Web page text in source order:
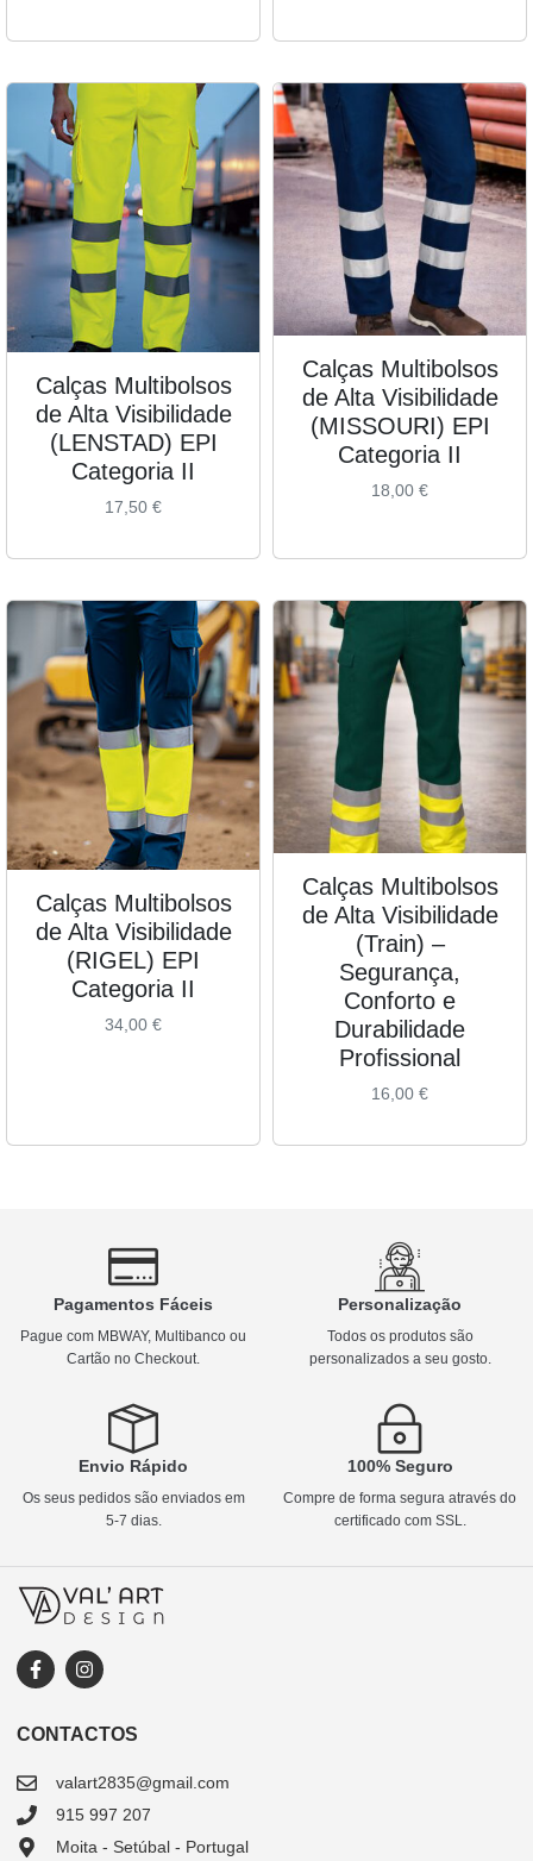
Calças Multibolsos
de Alta Visibilidade
(LENSTAD) EPI
Categoria II
17,50 €
Calças Multibolsos
de Alta Visibilidade
(MISSOURI) EPI
Categoria II
18,00 €
Calças Multibolsos
de Alta Visibilidade
(RIGEL) EPI
Categoria II
34,00 €
Calças Multibolsos
de Alta Visibilidade
(Train) –
Segurança,
Conforto e
Durabilidade
Profissional
16,00 €
Pagamentos Fáceis
Pague com MBWAY, Multibanco ou
Cartão no Checkout.
Personalização
Todos os produtos são
personalizados a seu gosto.
Envio Rápido
Os seus pedidos são enviados em
5-7 dias.
100% Seguro
Compre de forma segura através do
certificado com SSL.
CONTACTOS
valart2835@gmail.com
915 997 207
Moita - Setúbal - Portugal